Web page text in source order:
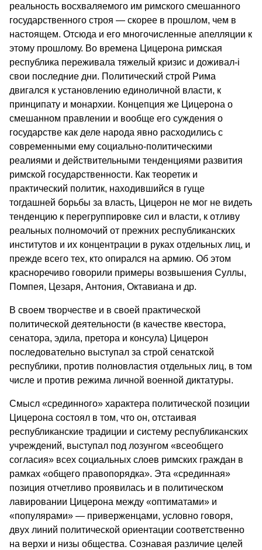
реальность восхваляемого им римского смешанного
государственного строя — скорее в прошлом, чем в
настоящем. Отсюда и его многочисленные апелляции к
этому прошлому. Во времена Цицерона римская
республика переживала тяжелый кризис и доживал-i
свои последние дни. Политический строй Рима
двигался к установлению единоличной власти, к
принципату и монархии. Концепция же Цицерона о
смешанном правлении и вообще его суждения о
государстве как деле народа явно расходились с
современными ему социально-политическими
реалиями и действительными тенденциями развития
римской государственности. Как теоретик и
практический политик, находившийся в гуще
тогдашней борьбы за власть, Цицерон не мог не видеть
тенденцию к перегруппировке сил и власти, к отливу
реальных полномочий от прежних республиканских
институтов и их концентрации в руках отдельных лиц, и
прежде всего тех, кто опирался на армию. Об этом
красноречиво говорили примеры возвышения Суллы,
Помпея, Цезаря, Антония, Октавиана и др.
В своем творчестве и в своей практической
политической деятельности (в качестве квестора,
сенатора, эдила, претора и консула) Цицерон
последовательно выступал за строй сенатской
республики, против полновластия отдельных лиц, в том
числе и против режима личной военной диктатуры.
Смысл «срединного» характера политической позиции
Цицерона состоял в том, что он, отстаивая
республиканские традиции и систему республиканских
учреждений, выступал под лозунгом «всеобщего
согласия» всех социальных слоев римских граждан в
рамках «общего правопорядка». Эта «срединная»
позиция отчетливо проявилась и в политическом
лавировании Цицерона между «оптиматами» и
«популярами» — приверженцами, условно говоря,
двух линий политической ориентации соответственно
на верхи и низы общества. Сознавая различие целей